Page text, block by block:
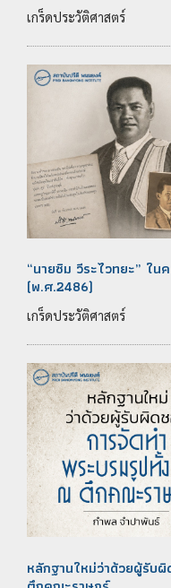
เกร็ดประวัติศาสตร์
“นายซิม วีระไวทยะ” ใ
(พ.ศ.2486)
เกร็ดประวัติศาสตร์
หลักฐานใหม่ว่าด้วยผู้รับ